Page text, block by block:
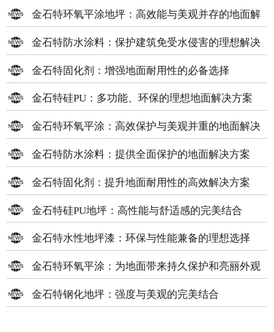
金石特环氧平涂地坪：高效能与美观并存的地面解
决方案
金石特防水涂料：保护建筑免受水侵害的理想解决
方案
金石特固化剂：增强地面耐用性的必备选择
金石特硅PU：多功能、环保的理想地面解决方案
金石特环氧平涂：高效保护与美观并重的地面解决
方案
金石特防水涂料：提供全面保护的地面解决方案
金石特固化剂：提升地面耐用性的高效解决方案
金石特硅PU地坪：高性能与舒适感的完美结合
金石特水性地坪漆：环保与性能兼备的理想选择
金石特环氧平涂：为地面带来持久保护和亮丽外观
金石特钢化地坪：强度与美观的完美结合